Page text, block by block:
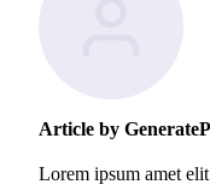
Article by
Lorem ipsum amet